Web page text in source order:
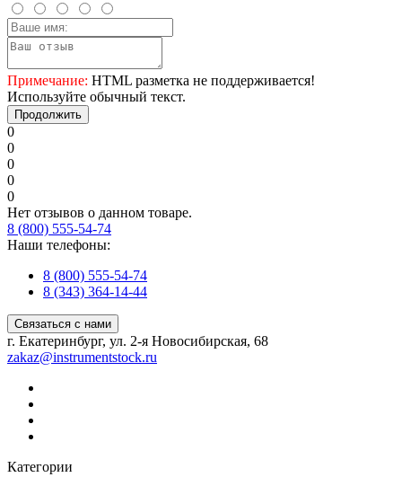
Примечание: HTML разметка не поддерживается!
Используйте обычный текст.
Продолжить
0
0
0
0
0
Нет отзывов о данном товаре.
8 (800) 555-54-74
Наши телефоны:
8 (800) 555-54-74
8 (343) 364-14-44
Связаться с нами
г. Екатеринбург, ул. 2-я Новосибирская, 68
zakaz@instrumentstock.ru
Категории